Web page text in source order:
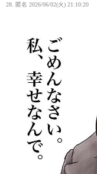
28. 匿名 2026/06/02(火) 21:10:20